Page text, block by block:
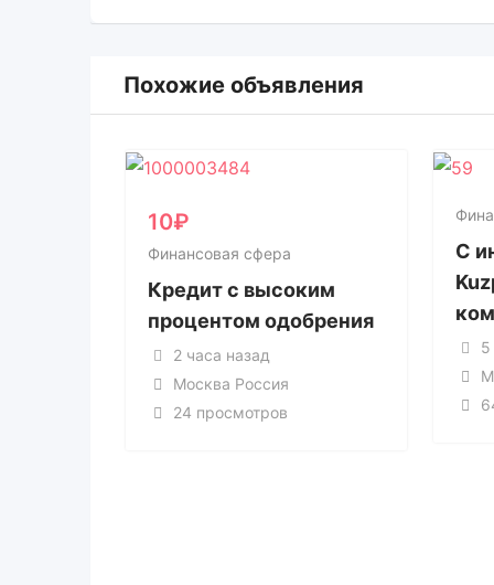
Похожие объявления
10₽
Финансовая сфера
Кредит с высоким
процентом одобрения
2 часа назад
Москва Россия
24 просмотров
С
5